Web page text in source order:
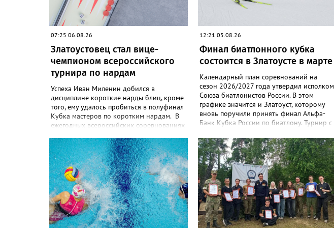
07:25 06.08.26
Златоустовец стал вице-
чемпионом всероссийского
турнира по нардам
Успеха Иван Миленин добился в
дисциплине короткие нарды блиц, кроме
того, ему удалось пробиться в полуфинал
Кубка мастеров по коротким нардам. В
ежегодных всероссийских соревнованиях
Востока в Красноярске участвовали
более 100 спортсменов из 20 регионов
страны. Сборная Челябинской области
привезла домой несколько наград.
Кроме серебра, которое добыл наш
земляк, это три золота Ксении Нагаевой и
Екатерины Дроздовой из Челябинска,
бронза представительницы Миасса
Ирины Зобковой и челябинца Сергея
Лютова. Ещё одну бронзу в общую
12:21 05.08.26
Финал биатлонного кубка
состоится в Златоусте в марте
Календарный план соревнований на
сезон 2026/2027 года утвердил исполком
Союза биатлонистов России. В этом
графике значится и Златоуст, которому
вновь поручили принять финал Альфа-
Банк Кубка России по биатлону. Турнир с
страны состоится с 1 по 8 марта 2027
года. В программе будут самые
зрелищные дисциплины: спринт, гонка
преследования и масс-старт.